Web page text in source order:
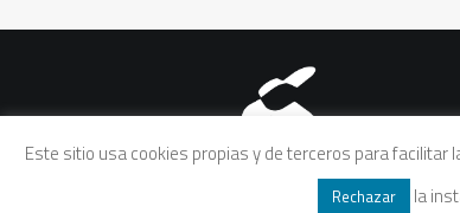
Aviso legal|
Este sitio usa cookies propias y de terceros para
Rechazar la